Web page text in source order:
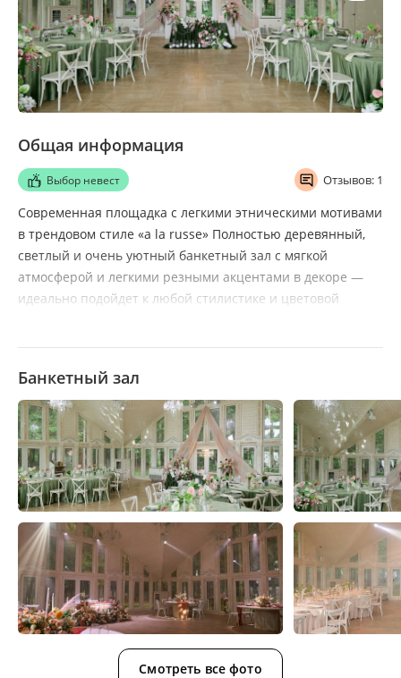
Общая информация
Выбор невест Отзывов: 1
Современная площадка с легкими этническими мотивами
в трендовом стиле «a la russe» Полностью деревянный,
светлый и очень уютный банкетный зал с мягкой
атмосферой и легкими резными акцентами в декоре —
идеально подойдет к любой стилистике и цветовой
ощущение свободы и легкости для любых мероприятий и
идей.
Банкетный зал
Смотреть все фото